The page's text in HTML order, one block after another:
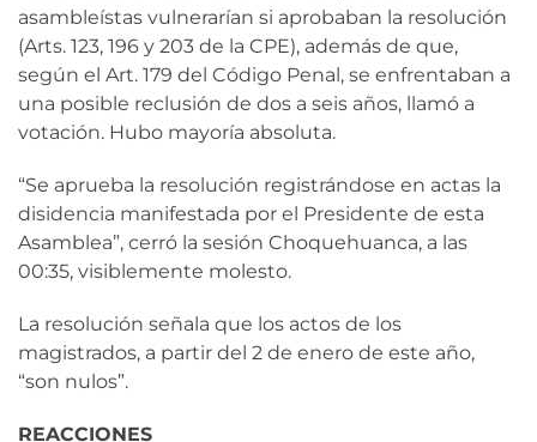
asambleístas vulnerarían si aprobaban la resolución
(Arts. 123, 196 y 203 de la CPE), además de que,
según el Art. 179 del Código Penal, se enfrentaban a
una posible reclusión de dos a seis años, llamó a
votación. Hubo mayoría absoluta.
“Se aprueba la resolución registrándose en actas la
disidencia manifestada por el Presidente de esta
Asamblea”, cerró la sesión Choquehuanca, a las
00:35, visiblemente molesto.
La resolución señala que los actos de los
magistrados, a partir del 2 de enero de este año,
“son nulos”.
REACCIONES